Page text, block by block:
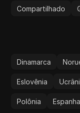
Compartilhado
Dinamarca
Eslovênia
Polônia Espanha